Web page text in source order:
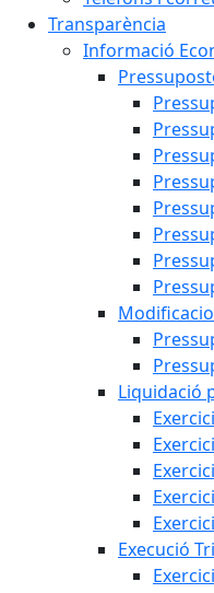
Transparència
Informació
Liquidació
Execució